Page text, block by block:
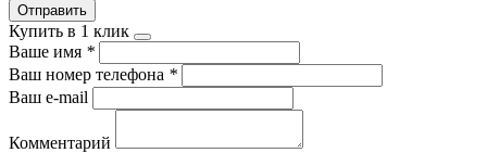
Отправить
Купить в 1 клик
Ваше имя *
Ваш номер телефона *
Ваш e-mail
Комментарий